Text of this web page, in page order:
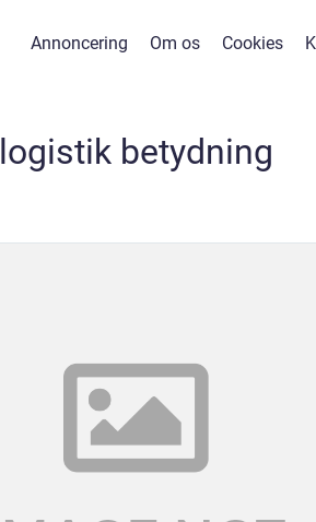
Annoncering Om os Cookies
logistik betydning